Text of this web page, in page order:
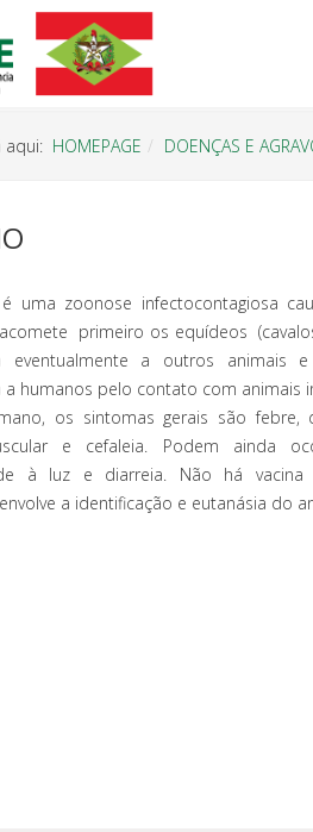
aqui: HOMEPAGE DOENÇAS E
uma zoonose infectocontagiosa
acomete primeiro os equídeos
eventualmente a outros animais
humanos pelo contato com animais
os sintomas gerais são febre,
e cefaleia. Podem ainda
à luz e diarreia. Não há
a identificação e eutanásia do